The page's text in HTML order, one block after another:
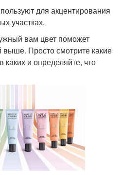
для акцентирования
участках.
вам цвет поможет
выше. Просто смотрите какие
каких и определяйте, что